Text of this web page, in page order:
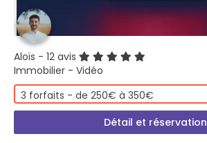
Aloïs - 12 avis
Immobilier - Vidéo
3 forfaits - de 250€ à 350€
Détail et réservation